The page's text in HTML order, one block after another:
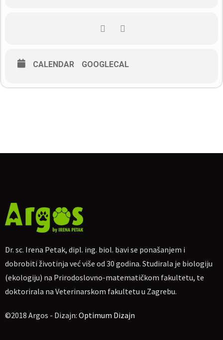
u zoološkim vrtovima, laboratorijima i kućni ljubimci
Ekologija, zaštita prirode i životinja vs. dobrobit životinja
Kratka pitanja – ako ne bude previše sudionika moguća
Webinar je BESPLATAN!
U e-mail-u treba navesti:
Ime i prezime
Ime pod kojim ćete se uključiti putem Google Meet-a
2-3 rečenice u kojima ćete objasniti zašto želite slušati o ovoj
temi
Nakon toga na e-mail ćete dobiti link za uključivanje, a nakon
odslušanog webinara i uvjerenje o sudjelovanju. Na webinar će
Napomena: sudjelovanje na webinaru može se otkazati
CALENDAR GOOGLECAL
Dr. sc. Irena Petak, dipl. ing. biol. bavi se ponašanjem i
dobrobiti životinja već više od 30 godina. Studirala je biologiju
(ekologiju) na Prirodoslovno-matematičkom fakultetu, te
doktorirala na Veterinarskom fakultetu u Zagrebu.
©2018 Argos - Dizajn: Optimum Dizajn